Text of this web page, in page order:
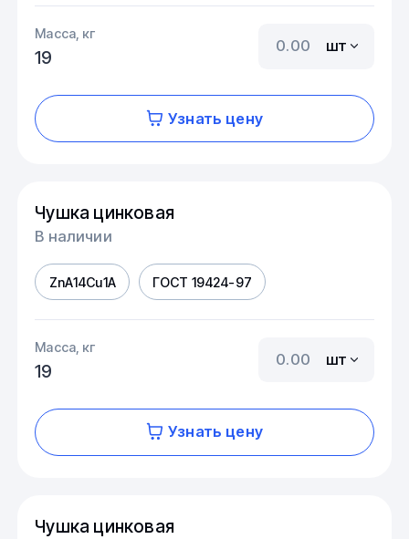
Масса, кг
19
шт
Узнать цену
Чушка цинковая
В наличии
ZnA14Cu1A ГОСТ 19424-97
Масса, кг
19
шт
Узнать цену
Чушка цинковая